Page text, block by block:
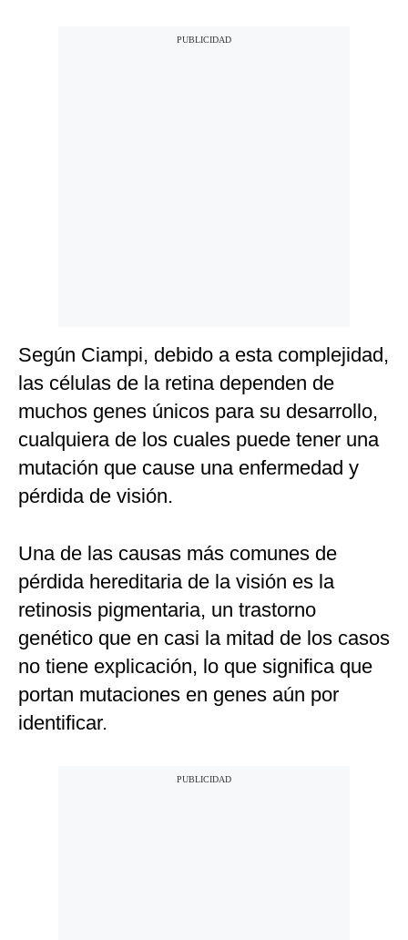
Según Ciampi, debido a esta complejidad,
las células de la retina dependen de
muchos genes únicos para su desarrollo,
cualquiera de los cuales puede tener una
mutación que cause una enfermedad y
pérdida de visión.
Una de las causas más comunes de
pérdida hereditaria de la visión es la
retinosis pigmentaria, un trastorno
genético que en casi la mitad de los casos
no tiene explicación, lo que significa que
portan mutaciones en genes aún por
identificar.